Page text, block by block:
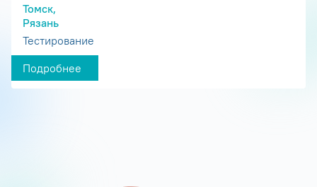
Томск,
Рязань
Тестирование
Подробнее